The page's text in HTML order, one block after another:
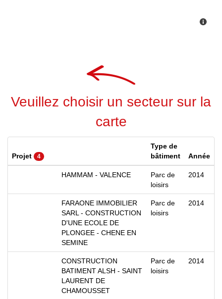
Veuillez choisir un secteur sur la
carte
Projet 4
Type de
bâtiment
Année
HAMMAM - VALENCE
Parc de
loisirs
2014
FARAONE IMMOBILIER
SARL - CONSTRUCTION
D'UNE ECOLE DE
PLONGEE - CHENE EN
SEMINE
Parc de
loisirs
2014
CONSTRUCTION
BATIMENT ALSH - SAINT
LAURENT DE
CHAMOUSSET
Parc de
loisirs
2014